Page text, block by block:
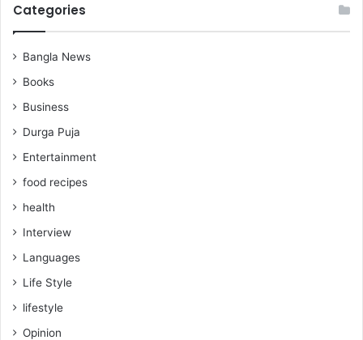
Categories
Bangla News
Books
Business
Durga Puja
Entertainment
food recipes
health
Interview
Languages
Life Style
lifestyle
Opinion